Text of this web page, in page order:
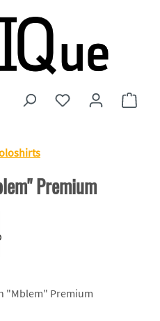
Du hast 0
Premium